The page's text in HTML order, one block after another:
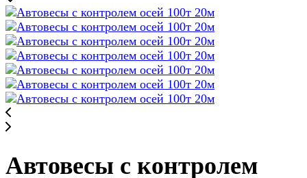
Автовесы с контролем